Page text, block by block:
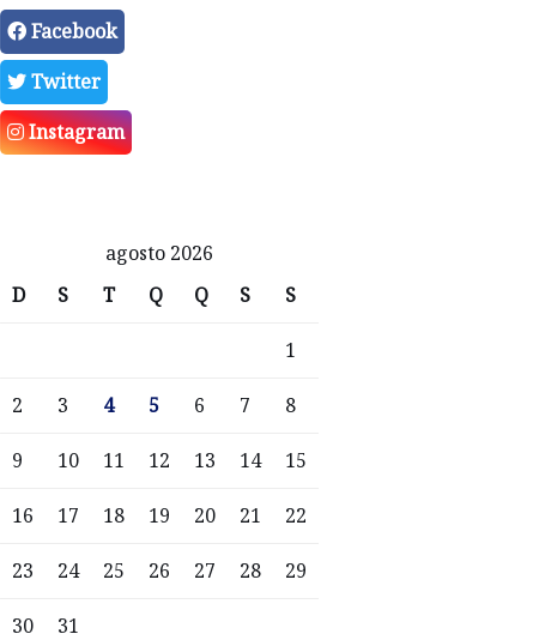
Facebook
Twitter
Instagram
agosto 2026
D
S T Q Q S S
1
2 3 4 5 6 7 8
9 10 11 12 13 14 15
16 17 18 19 20 21 22
23 24 25 26 27 28 29
30 31